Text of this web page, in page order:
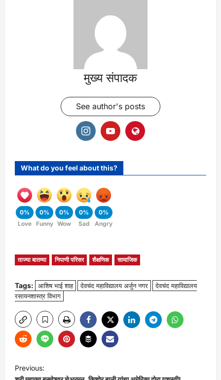
मुख्य संपादक
See author's posts
What do you feel about this?
0%
Love
0%
Funny
0%
Wow
0%
Sad
0%
Angry
ताज्या बातम्या निपाणी परिसर शैक्षणिक सामाजिक
Tags: आशिष भाई शाह देवचंद महाविद्यालय अर्जुन नगर
देवचंद महाविद्यालय
रसायनशास्त्र विभाग
P
Previous: